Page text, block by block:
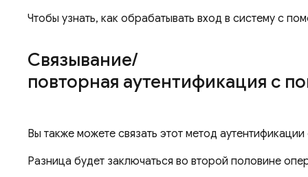
Чтобы узнать, как обрабатывать вход в систему с
Связывание/
повторная аутентификация с
Вы также можете связать этот метод
Разница будет заключаться во второй половине